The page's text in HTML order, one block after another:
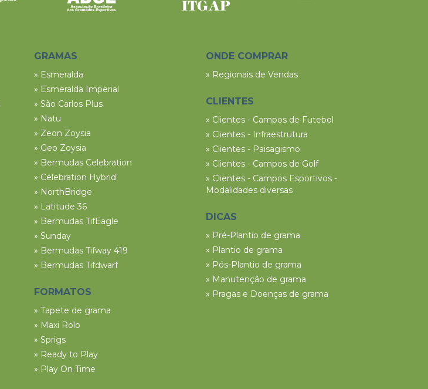
GRAMAS
» Esmeralda
» Esmeralda Imperial
» São Carlos Plus
» Natu
» Zeon Zoysia
» Geo Zoysia
» Bermudas Celebration
» Celebration Hybrid
» NorthBridge
» Latitude 36
» Bermudas TifEagle
» Sunday
» Bermudas Tifway 419
» Bermudas Tifdwarf
FORMATOS
» Tapete de grama
» Maxi Rolo
» Sprigs
» Ready to Play
» Play On Time
ONDE COMPRAR
» Regionais de Vendas
CLIENTES
» Clientes - Campos de Futebol
» Clientes - Infraestrutura
» Clientes - Paisagismo
» Clientes - Campos de Golf
» Clientes - Campos Esportivos -
Modalidades diversas
DICAS
» Pré-Plantio de grama
» Plantio de grama
» Pós-Plantio de grama
» Manutenção de grama
» Pragas e Doenças de grama